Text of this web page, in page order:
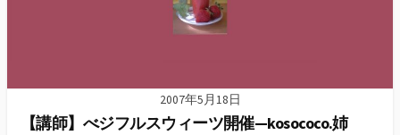
2007年5月18日
【講師】べジフルスウィーツ開催—kosococo.姉